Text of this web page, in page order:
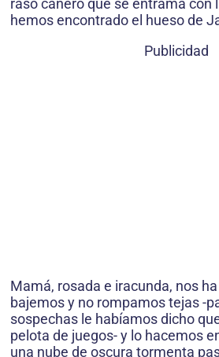
raso cañero que se entrama con
hemos encontrado el hueso de
Publicidad
Mamá, rosada e iracunda, nos
bajemos y no rompamos tejas -
sospechas le habíamos dicho
pelota de juegos- y lo hacemos
una nube de oscura tormenta